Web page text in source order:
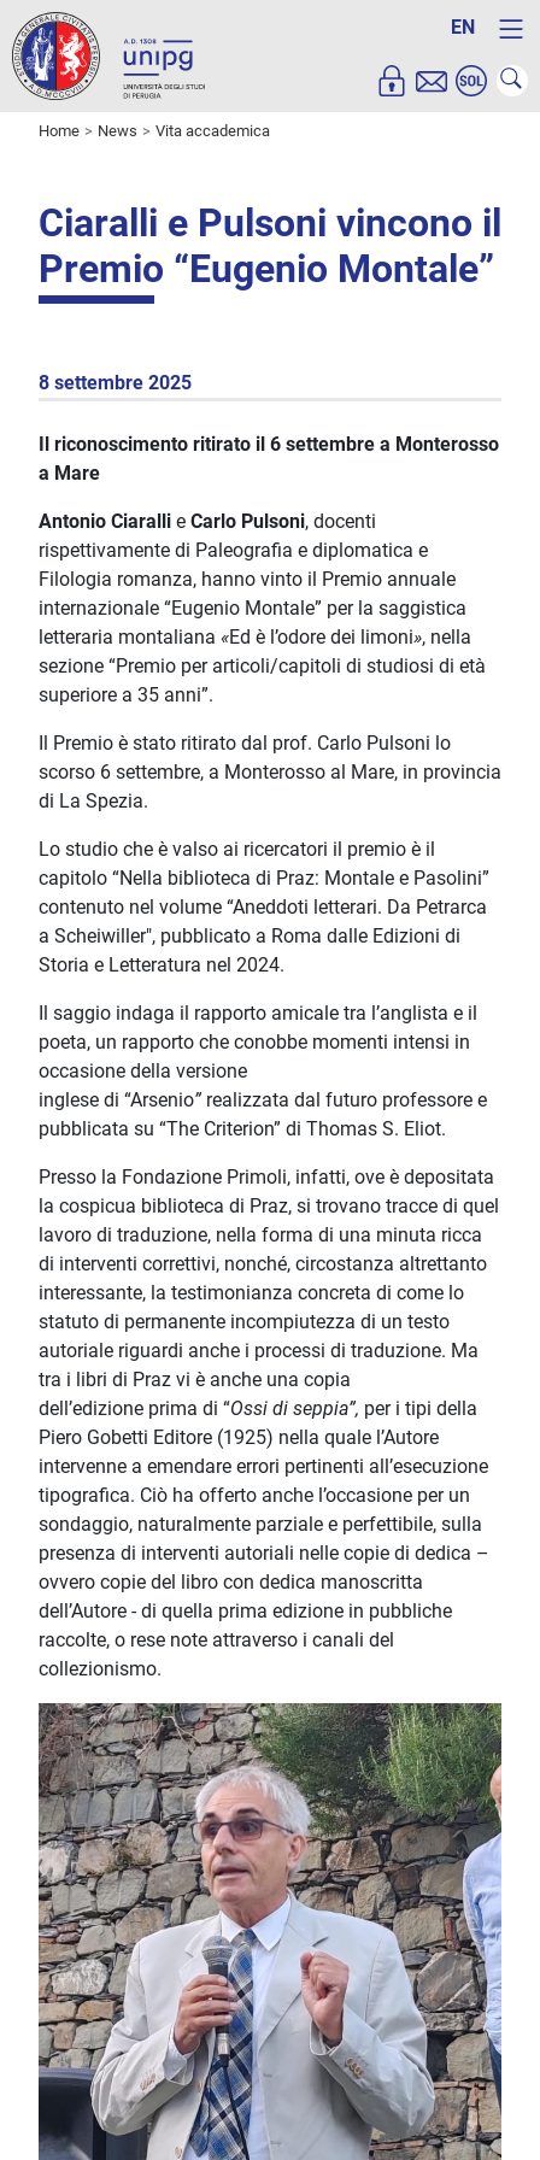
EN
Home News Vita accademica
Ciaralli e Pulsoni vincono il
Premio “Eugenio Montale”
8 settembre 2025
Il riconoscimento ritirato il 6 settembre a Monterosso
a Mare
Antonio Ciaralli e Carlo Pulsoni, docenti
rispettivamente di Paleografia e diplomatica e
Filologia romanza, hanno vinto il Premio annuale
internazionale “Eugenio Montale” per la saggistica
letteraria montaliana «Ed è l’odore dei limoni», nella
sezione “Premio per articoli/capitoli di studiosi di età
superiore a 35 anni”.
Il Premio è stato ritirato dal prof. Carlo Pulsoni lo
scorso 6 settembre, a Monterosso al Mare, in provincia
di La Spezia.
Lo studio che è valso ai ricercatori il premio è il
capitolo “Nella biblioteca di Praz: Montale e Pasolini”
contenuto nel volume “Aneddoti letterari. Da Petrarca
a Scheiwiller", pubblicato a Roma dalle Edizioni di
Storia e Letteratura nel 2024.
Il saggio indaga il rapporto amicale tra l’anglista e il
poeta, un rapporto che conobbe momenti intensi in
occasione della versione
inglese di “Arsenio” realizzata dal futuro professore e
pubblicata su “The Criterion” di Thomas S. Eliot.
Presso la Fondazione Primoli, infatti, ove è depositata
la cospicua biblioteca di Praz, si trovano tracce di quel
lavoro di traduzione, nella forma di una minuta ricca
di interventi correttivi, nonché, circostanza altrettanto
interessante, la testimonianza concreta di come lo
statuto di permanente incompiutezza di un testo
autoriale riguardi anche i processi di traduzione. Ma
tra i libri di Praz vi è anche una copia
dell’edizione prima di “Ossi di seppia”, per i tipi della
Piero Gobetti Editore (1925) nella quale l’Autore
intervenne a emendare errori pertinenti all’esecuzione
tipografica. Ciò ha offerto anche l’occasione per un
sondaggio, naturalmente parziale e perfettibile, sulla
presenza di interventi autoriali nelle copie di dedica –
ovvero copie del libro con dedica manoscritta
dell’Autore - di quella prima edizione in pubbliche
raccolte, o rese note attraverso i canali del
collezionismo.